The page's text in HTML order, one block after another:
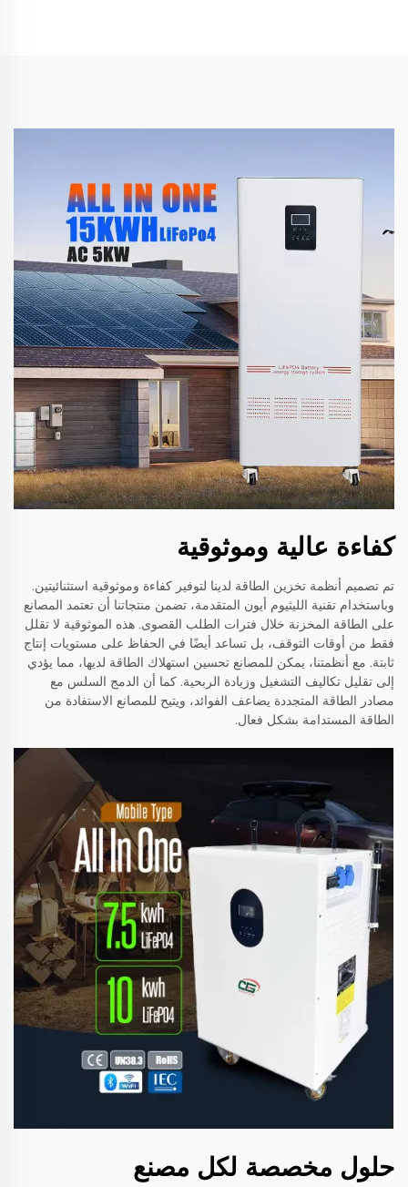
كفاءة عالية وموثوقية
تم تصميم أنظمة تخزين الطاقة لدينا لتوفير كفاءة وموثوقية استثنائيتين.
وباستخدام تقنية الليثيوم أيون المتقدمة، تضمن منتجاتنا أن تعتمد المصانع
على الطاقة المخزنة خلال فترات الطلب القصوى. هذه الموثوقية لا تقلل
فقط من أوقات التوقف، بل تساعد أيضًا في الحفاظ على مستويات إنتاج
ثابتة. مع أنظمتنا، يمكن للمصانع تحسين استهلاك الطاقة لديها، مما يؤدي
إلى تقليل تكاليف التشغيل وزيادة الربحية. كما أن الدمج السلس مع
مصادر الطاقة المتجددة يضاعف الفوائد، ويتيح للمصانع الاستفادة من
الطاقة المستدامة بشكل فعال.
حلول مخصصة لكل مصنع